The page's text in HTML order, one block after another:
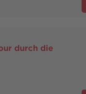
durch die